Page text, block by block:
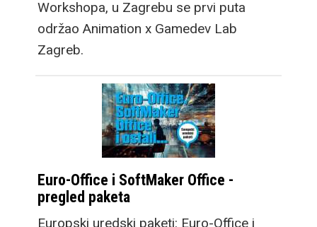
Workshopa, u Zagrebu se prvi puta
održao Animation x Gamedev Lab
Zagreb.
Euro-Office i SoftMaker Office -
pregled paketa
Europski uredski paketi: Euro-Office i